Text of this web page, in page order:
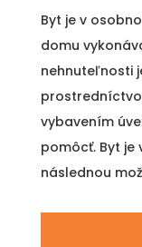
Byt je v
domu
nehnuteľnosti
vybavením
pomôcť. Byt je
následnou